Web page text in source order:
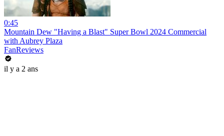
0:45
Mountain Dew "Having a Blast" Super Bowl 2024 Commercial
with Aubrey Plaza
FanReviews
il y a 2 ans